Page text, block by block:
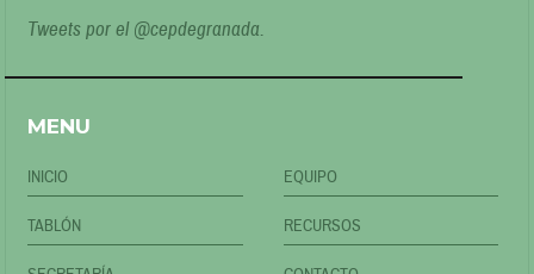
Tweets por el @cepdegranada.
MENU
INICIO EQUIPO
TABLÓN RECURSOS